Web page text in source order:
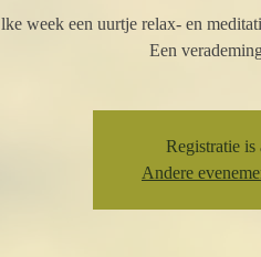
week een uurtje relax- en
Een
Registratie is
Andere